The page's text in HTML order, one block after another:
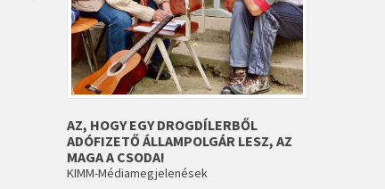
AZ, HOGY EGY DROGDÍLERBŐL
ADÓFIZETŐ ÁLLAMPOLGÁR LESZ, AZ
MAGA A CSODA!
KIMM-Médiamegjelenések